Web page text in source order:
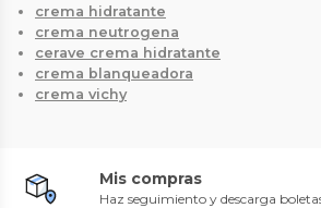
crema hidratante
crema neutrogena
cerave crema hidratante
crema blanqueadora
crema vichy
Mis compras
Haz seguimiento y descarga